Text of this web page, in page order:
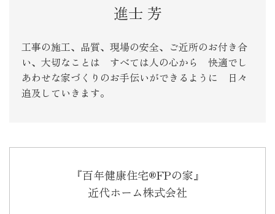
進士 芳
工事の施工、品質、現場の安全、ご近所のお付き合
い、大切なことは すべては人の心から 快適でし
あわせな家づくりのお手伝いができるように 日々
追及していきます。
『百年健康住宅®FPの家』
近代ホーム株式会社